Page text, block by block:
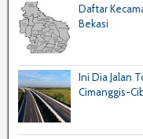
Daftar
Bekasi
Ini Dia Jalan
Cimanggis-